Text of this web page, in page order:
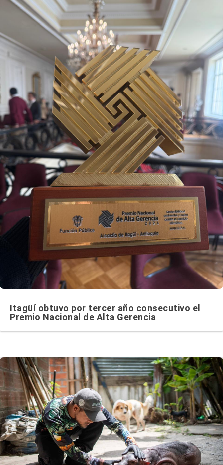
Itagüí obtuvo por tercer año consecutivo el
Premio Nacional de Alta Gerencia